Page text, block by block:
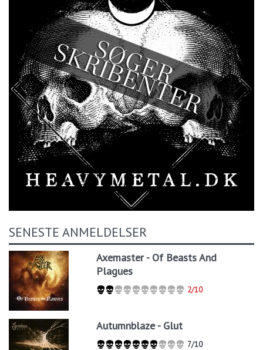
SENESTE ANMELDELSER
Axemaster - Of Beasts And
Plagues
2/10
Autumnblaze - Glut
7/10